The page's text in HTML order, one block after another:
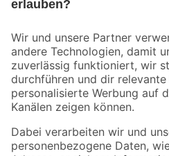
Der toom Newsletter: Keine Angebote
Zur Newsletter Anmeldung
Folge uns